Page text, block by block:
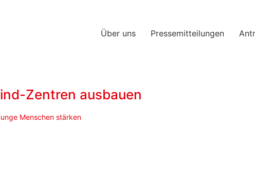
Über uns Pressemitteilungen
Zentren ausbauen
Menschen stärken